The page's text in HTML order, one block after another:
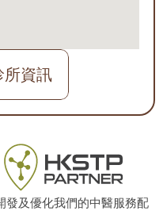
所資訊
發及優化我們的中醫服務配